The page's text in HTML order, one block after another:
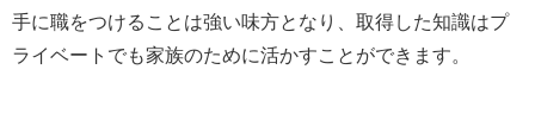
手に職をつけることは強い味方となり、取得した知識はプ
ライベートでも家族のために活かすことができます。